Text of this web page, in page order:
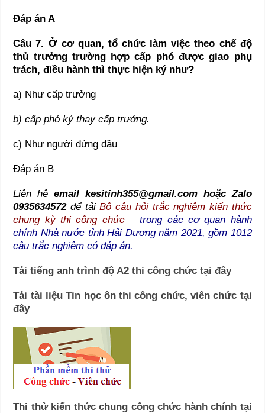
Đáp án A
Câu 7. Ở cơ quan, tổ chức làm việc theo chế độ
thủ trưởng trường hợp cấp phó được giao phụ
trách, điều hành thì thực hiện ký như?
a) Như cấp trưởng
b) cấp phó ký thay cấp trưởng.
c) Như người đứng đầu
Đáp án B
Liên hệemail kesitinh355@gmail.com hoặc Zalo
0935634572để tảiBộ câu hỏi trắc nghiệm kiến thức
chung kỳ thi công chức
trong các cơ quan hành
chính Nhà nước tỉnh Hải Dương năm 2021, gồm 1012
câu trắc nghiệm có đáp án.
Tải tiếng anh trình độ A2 thi công chức tại đây
Tải tài liệu Tin học ôn thi công chức, viên chức tại
đây
Thi thử kiến thức chung công chức hành chính tại